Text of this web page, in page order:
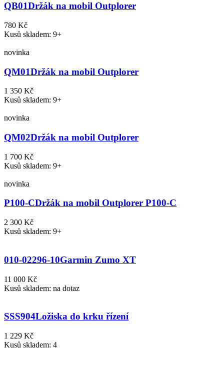
QB01Držák na mobil Outplorer
780 Kč
Kusů skladem: 9+
novinka
QM01Držák na mobil Outplorer
1 350 Kč
Kusů skladem: 9+
novinka
QM02Držák na mobil Outplorer
1 700 Kč
Kusů skladem: 9+
novinka
P100-CDržák na mobil Outplorer P100-C
2 300 Kč
Kusů skladem: 9+
010-02296-10Garmin Zumo XT
11 000 Kč
Kusů skladem: na dotaz
SSS904Ložiska do krku řízení
1 229 Kč
Kusů skladem: 4